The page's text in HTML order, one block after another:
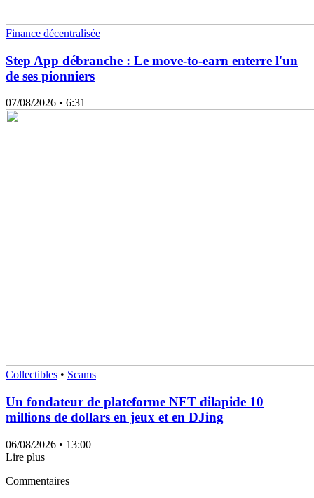
Finance décentralisée
Step App débranche : Le move-to-earn enterre l'un
de ses pionniers
07/08/2026 • 6:31
Collectibles • Scams
Un fondateur de plateforme NFT dilapide 10
millions de dollars en jeux et en DJing
06/08/2026 • 13:00
Lire plus
Commentaires